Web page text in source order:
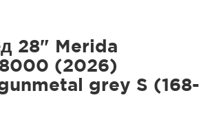
28" Merida
8000 (2026)
grey S (168-